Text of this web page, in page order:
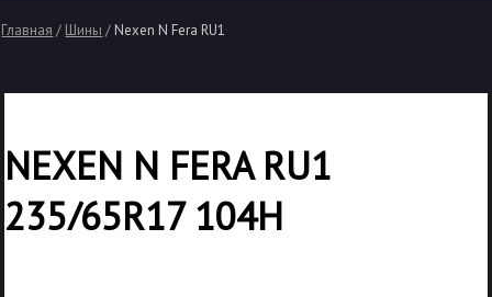
Главная / Шины / Nexen N Fera RU1
NEXEN N FERA RU1
235/65R17 104H